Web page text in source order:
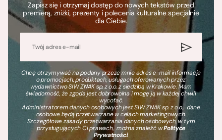
Zapisz się i otrzymaj dostęp do nowych tekstów przed
premierą, zniżki, prezenty i polecenia kulturalne specjalnie
dla Ciebie.
Chcę otrzymywać na podany przeze mnie adres e-mail informacje
o promocjach, produktach, usługach oferowanych przez
wydawnictwo SIW ZNAK sp. z o.o. z siedzibą w Krakowie. Mam
świadomość, że zgoda jest dobrowolna i mogę ją w każdej chwili
wycofać.
Administratorem danych osobowych jest SIW ZNAK sp. z o.o., dane
osobowe będą przetwarzane w celach marketingowych.
Szczegółowe zasady przetwarzania danych osobowych, w tym
przysługujących Ci prawach, można znaleźć wPolityce
Prywatności.